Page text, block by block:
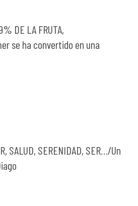
DE LA FRUTA,
se ha convertido en una
SALUD, SERENIDAD, SER…/Un